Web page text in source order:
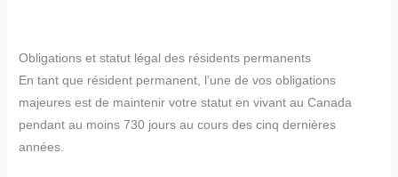
Obligations et statut légal des résidents permanents
En tant que résident permanent, l’une de vos obligations
majeures est de maintenir votre statut en vivant au Canada
pendant au moins 730 jours au cours des cinq dernières
années.